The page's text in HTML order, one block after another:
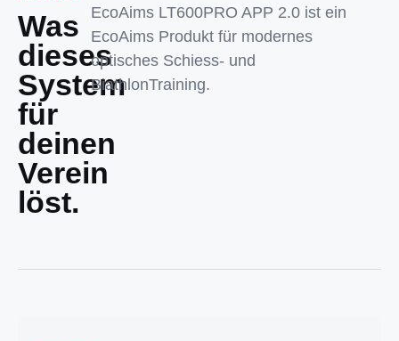
Was
dieses
System
für
deinen
Verein
löst.
EcoAims LT600PRO APP 2.0 ist ein
EcoAims Produkt für modernes
optisches Schiess- und
BiathlonTraining.